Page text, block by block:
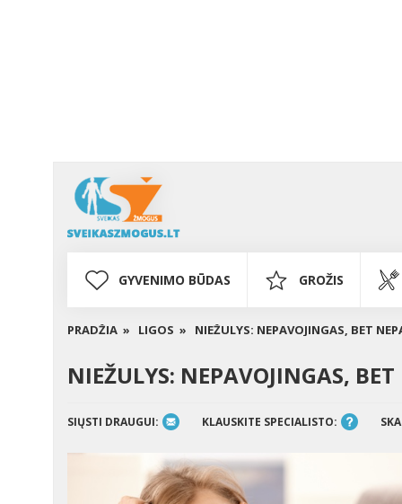
GYVENIMO BŪDAS GROŽIS
PRADŽIA » LIGOS » NIEŽULYS: NEPAVOJINGAS, BET
NIEŽULYS: NEPAVOJINGAS,
SIŲSTI DRAUGUI: KLAUSKITE SPECIALISTO: